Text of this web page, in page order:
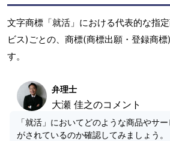
文字商標「就活」における代表的な指
ビス)ごとの、商標(商標出願・登録商
す。
弁理士
大瀬 佳之のコメント
「就活」においてどのような商品やサ
がされているのか確認してみましょう